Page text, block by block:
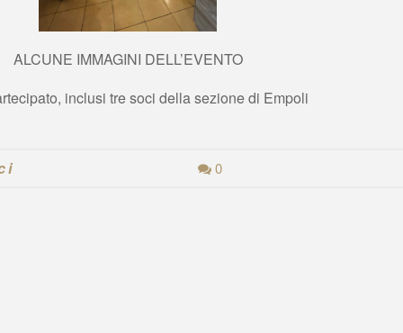
ALCUNE IMMAGINI DELL’EVENTO
inclusi tre soci della sezione di Empoli
0